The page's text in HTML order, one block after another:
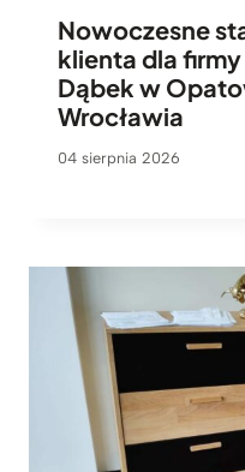
Nowoczesne
klienta dla firmy
Dąbek w
Wrocławia
04 sierpnia 2026